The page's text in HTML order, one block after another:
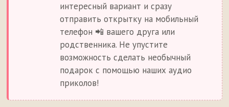
интересный вариант и сразу
отправить открытку на мобильный
телефон 📲 вашего друга или
родственника. Не упустите
возможность сделать необычный
подарок с помощью наших аудио
приколов!